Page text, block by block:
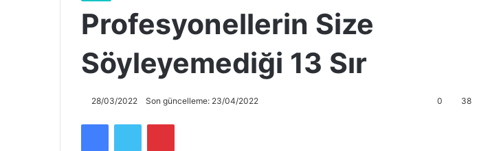
Profesyonellerin Size
Söyleyemediği 13 Sır
28/03/2022 Son güncelleme: 23/04/2022 0 38